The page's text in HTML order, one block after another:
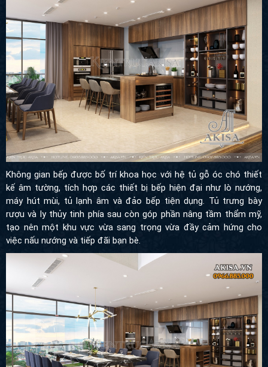
Không gian bếp được bố trí khoa học với hệ tủ gỗ óc chó thiết
kế âm tường, tích hợp các thiết bị bếp hiện đại như lò nướng,
máy hút mùi, tủ lạnh âm và đảo bếp tiện dụng. Tủ trưng bày
rượu và ly thủy tinh phía sau còn góp phần nâng tầm thẩm mỹ,
tạo nên một khu vực vừa sang trọng vừa đầy cảm hứng cho
việc nấu nướng và tiếp đãi bạn bè.